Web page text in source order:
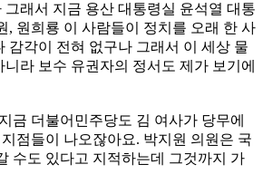
그래서 지금 용산 대통령실 윤석열 대통
, 원희룡 이 사람들이 정치를 오래 한 사
감각이 전혀 없구나 그래서 이 세상 물
라 보수 유권자의 정서도 제가 보기에
금 더불어민주당도 김 여사가 당무에
점들이 나오잖아요. 박지원 의원은 국
수도 있다고 지적하는데 그것까지 가